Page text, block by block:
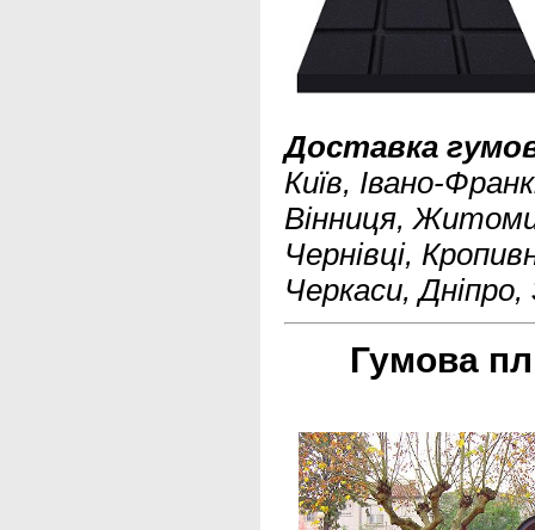
Доставка
Київ, Івано-
Вінниця,
Чернівці,
Черкаси,
Гумова